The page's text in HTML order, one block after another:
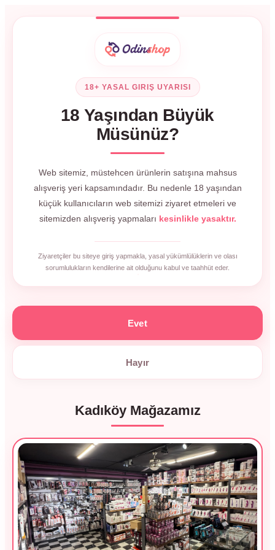
18+ YASAL GIRIŞ UYARISI
18 Yaşından Büyük
Müsünüz?
Web sitemiz, müstehcen ürünlerin satışına mahsus
alışveriş yeri kapsamındadır. Bu nedenle 18 yaşından
küçük kullanıcıların web sitemizi ziyaret etmeleri ve
sitemizden alışveriş yapmaları kesinlikle yasaktır.
Ziyaretçiler bu siteye giriş yapmakla, yasal yükümlülüklerin ve olası
sorumlulukların kendilerine ait olduğunu kabul ve taahhüt eder.
Kadıköy Mağazamız
Evet
Hayır